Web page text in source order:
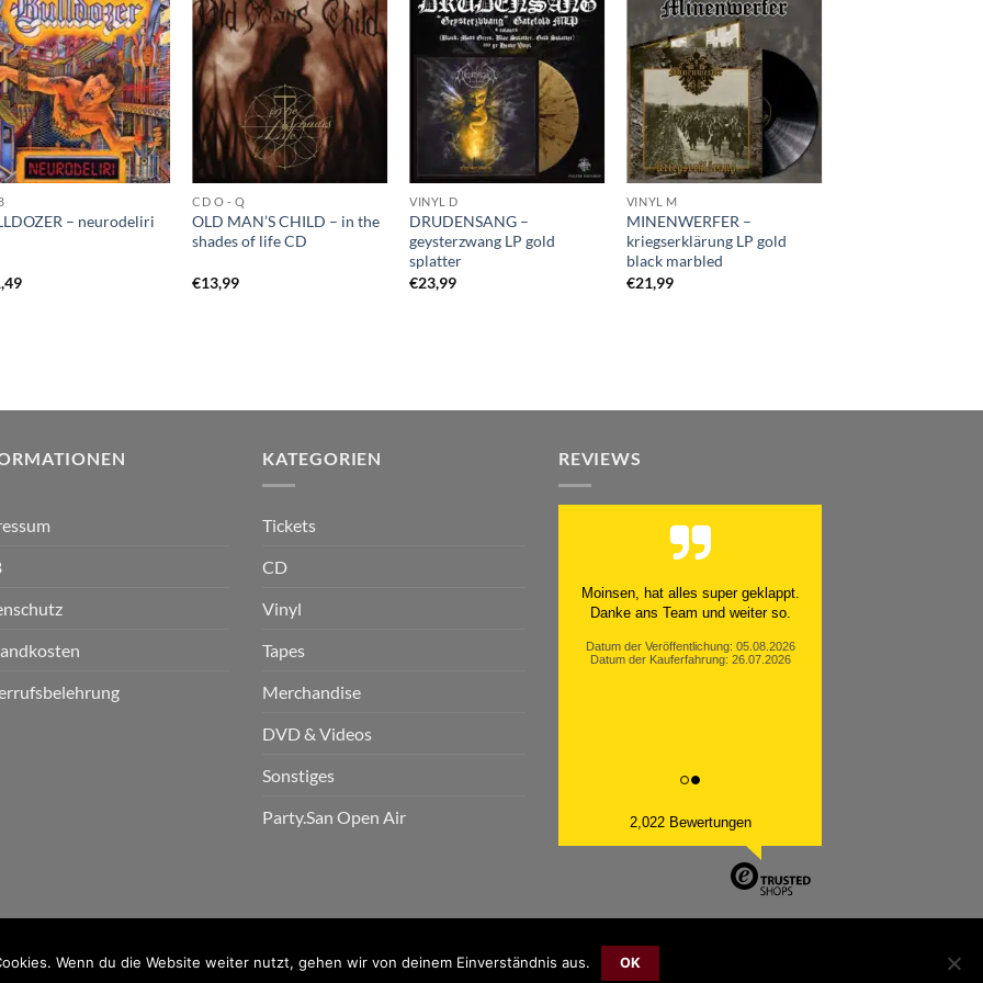
– neurodeliri
CD O - Q
OLD MAN’S CHILD – in the
shades of life CD
€13,99
VINYL D
DRUDENSANG –
geysterzwang LP gold
splatter
€23,99
VINYL M
MINENWERFER –
kriegserklärung LP gold
black marbled
€21,99
KATEGORIEN
Tickets
CD
Vinyl
Tapes
Merchandise
DVD & Videos
Sonstiges
Party.San Open Air
REVIEWS
Moinsen, hat alles super geklappt.
Danke ans Team und weiter so.
Datum der Veröffentlichung: 05.08.2026
Datum der Kauferfahrung: 26.07.2026
2,022 Bewertungen
PayPal
Bank
Cash
Sepa
Wenn du die Website weiter nutzt, gehen wir von deinem Einverständnis aus. OK